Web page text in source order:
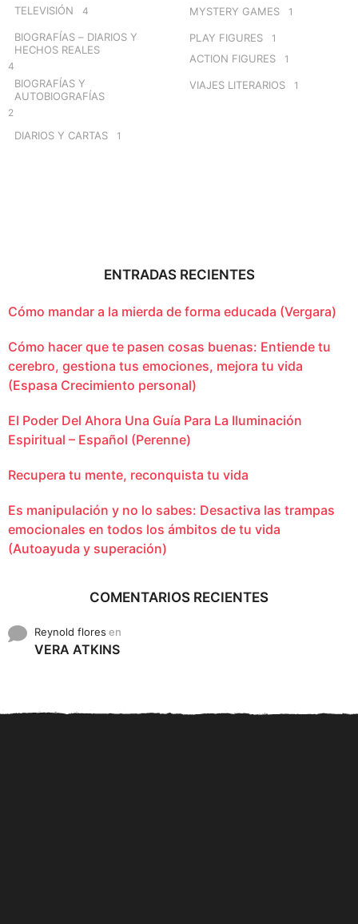
TELEVISIÓN 4
BIOGRAFÍAS – DIARIOS Y
HECHOS REALES
4
BIOGRAFÍAS Y
AUTOBIOGRAFÍAS
2
DIARIOS Y CARTAS 1
MYSTERY GAMES 1
PLAY FIGURES 1
ACTION FIGURES 1
VIAJES LITERARIOS 1
ENTRADAS RECIENTES
Cómo mandar a la mierda de forma educada (Vergara)
Cómo hacer que te pasen cosas buenas: Entiende tu
cerebro, gestiona tus emociones, mejora tu vida
(Espasa Crecimiento personal)
El Poder Del Ahora Una Guía Para La Iluminación
Espiritual – Español (Perenne)
Recupera tu mente, reconquista tu vida
Es manipulación y no lo sabes: Desactiva las trampas
emocionales en todos los ámbitos de tu vida
(Autoayuda y superación)
COMENTARIOS RECIENTES
Reynold flores en
VERA ATKINS